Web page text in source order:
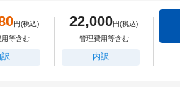
円(税込)
用等含む
22,000円(税込)
管理費用等含む
内訳